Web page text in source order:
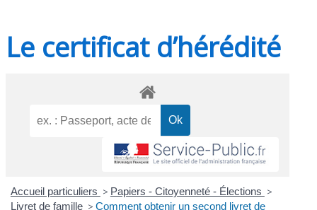
Le certificat d’hérédité
Accueil particuliers > Papiers - Citoyenneté - Élections >
Livret de famille > Comment obtenir un second livret de